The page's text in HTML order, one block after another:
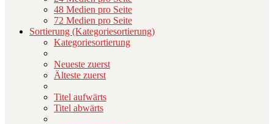
48 Medien pro Seite
72 Medien pro Seite
Sortierung (Kategoriesortierung)
Kategoriesortierung
Neueste zuerst
Älteste zuerst
Titel aufwärts
Titel abwärts